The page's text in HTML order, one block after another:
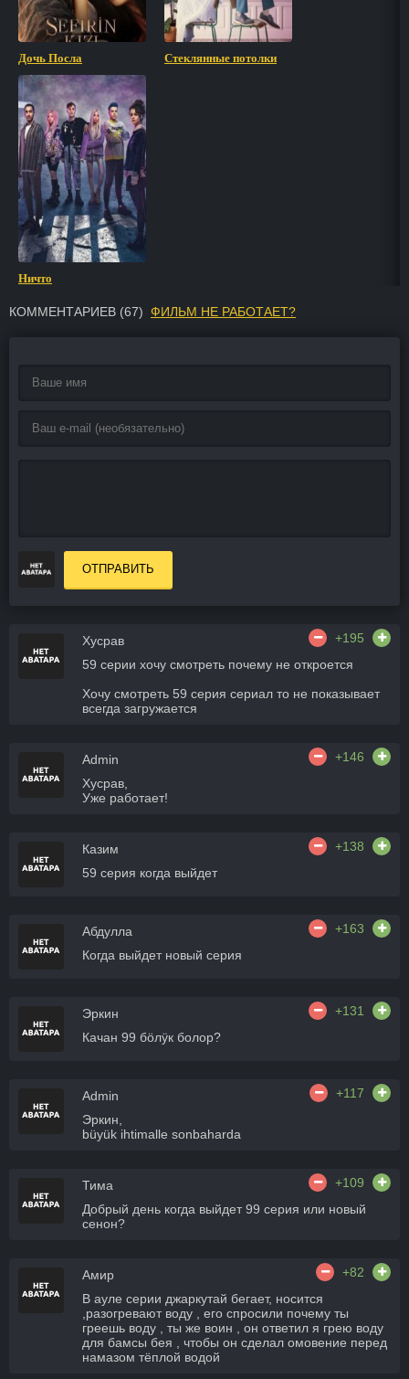
Дочь Посла Стеклянные потолки
Ничто
КОММЕНТАРИЕВ (67) ФИЛЬМ НЕ РАБОТАЕТ?
ОТПРАВИТЬ
Хусрав
+195
59 серии хочу смотреть почему не откроется
Хочу смотреть 59 серия сериал то не показывает
всегда загружается
Admin
+146
Хусрав,
Уже работает!
Казим
+138
59 серия когда выйдет
Абдулла
+163
Когда выйдет новый серия
Эркин
+131
Качан 99 бӧлӱк болор?
Admin
+117
Эркин,
büyük ihtimalle sonbaharda
Тима
+109
Добрый день когда выйдет 99 серия или новый
сенон?
Амир
+82
В ауле серии джаркутай бегает, носится
,разогревают воду , его спросили почему ты
греешь воду , ты же воин , он ответил я грею воду
для бамсы бея , чтобы он сделал омовение перед
намазом тёплой водой